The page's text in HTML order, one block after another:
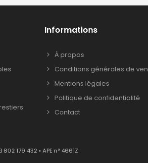
Informations
À propos
Conditions générales de
Mentions légales
Politique de confidentialité
Contact
179 432 • APE n° 4661Z